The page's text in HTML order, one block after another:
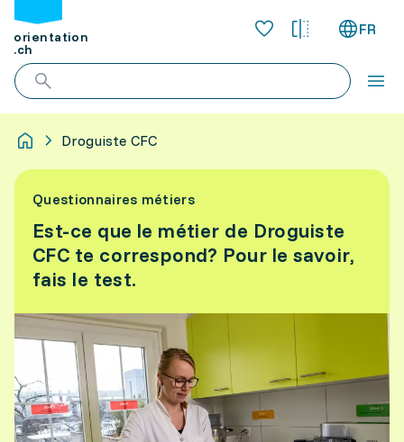
orientation
.ch
FR
Droguiste CFC
Questionnaires métiers
Est-ce que le métier de Droguiste
CFC te correspond? Pour le savoir,
fais le test.